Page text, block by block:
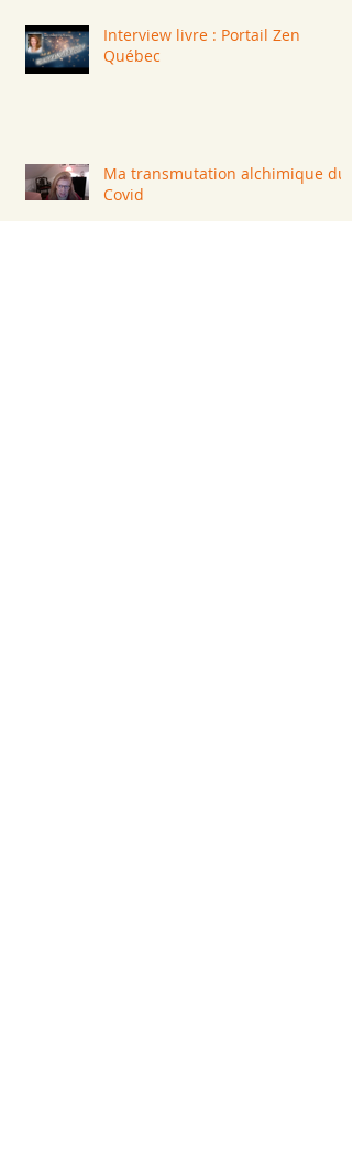
Interview livre : Portail Zen
Québec
Ma transmutation alchimique du
Covid